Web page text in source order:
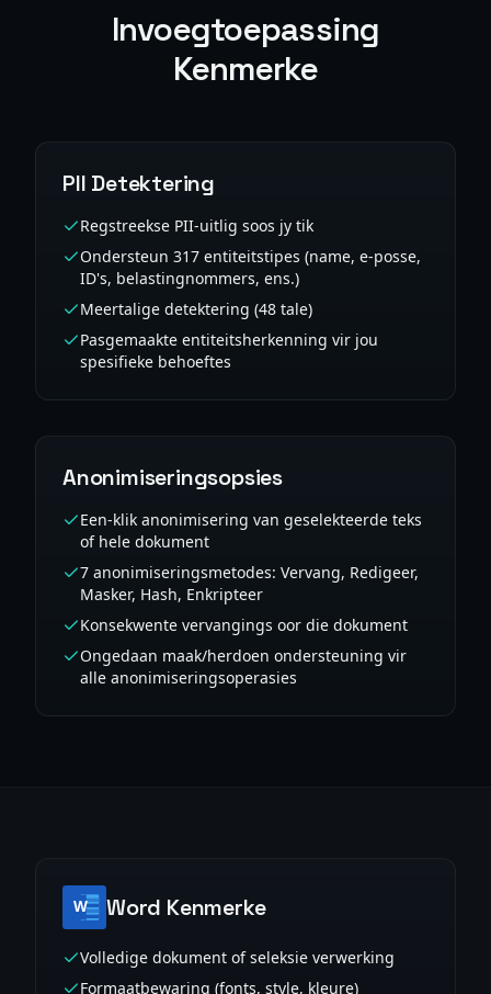
Invoegtoepassing
Kenmerke
PII Detektering
Regstreekse PII-uitlig soos jy tik
Ondersteun 317 entiteitstipes (name, e-posse,
ID's, belastingnommers, ens.)
Meertalige detektering (48 tale)
Pasgemaakte entiteitsherkenning vir jou
spesifieke behoeftes
Anonimiseringsopsies
Een-klik anonimisering van geselekteerde teks
of hele dokument
7 anonimiseringsmetodes: Vervang, Redigeer,
Masker, Hash, Enkripteer
Konsekwente vervangings oor die dokument
Ongedaan maak/herdoen ondersteuning vir
alle anonimiseringsoperasies
Word Kenmerke
Volledige dokument of seleksie verwerking
Formaatbewaring (fonts, style, kleure)